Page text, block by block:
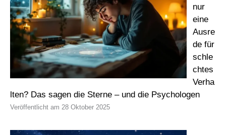
nur
eine
Ausre
de für
schle
chtes
Verha
lten? Das sagen die Sterne – und die Psychologen
28 Oktober 2025